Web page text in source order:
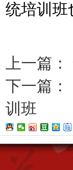
统培训班
上一篇：
下一篇：
训班